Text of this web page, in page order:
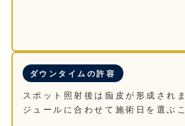
ダウンタイムの許容
スポット照射後は痂皮が形成され
ジュールに合わせて施術日を選ぶ